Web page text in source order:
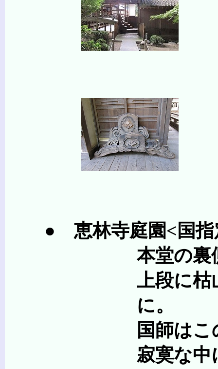
● 恵林寺庭園<国指
本堂の裏側には夢
上段に枯山水、下
に。
国師はこの恵林寺
寂寞な中にも流れ